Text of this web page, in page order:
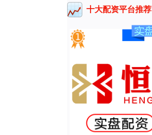
十大配资平台推荐